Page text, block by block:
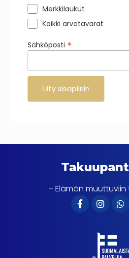
Merkkilaukut
Kaikki arvotavarat
Sähköposti *
– Elämän muuttuviin